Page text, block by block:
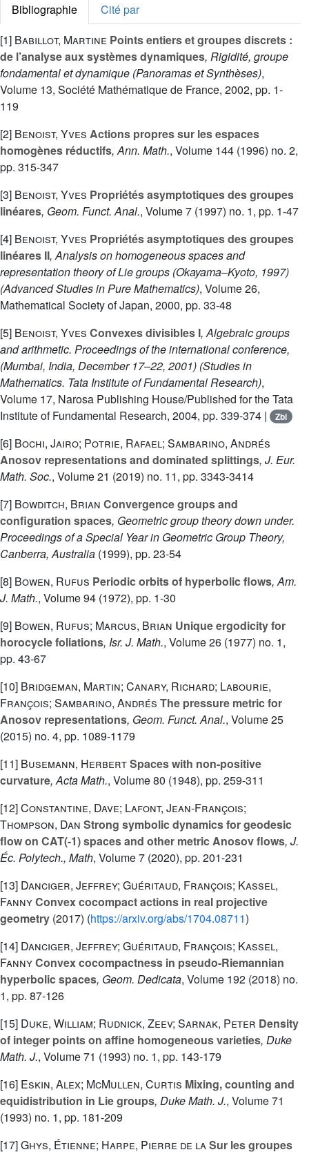
Bibliographie
Cité par
[1] Babillot, Martine Points entiers et groupes discrets :
de l’analyse aux systèmes dynamiques, Rigidité, groupe
fondamental et dynamique (Panoramas et Synthèses),
Volume 13, Société Mathématique de France, 2002, pp. 1-
119
[2] Benoist, Yves Actions propres sur les espaces
homogènes réductifs, Ann. Math., Volume 144 (1996) no. 2,
pp. 315-347
[3] Benoist, Yves Propriétés asymptotiques des groupes
linéares, Geom. Funct. Anal., Volume 7 (1997) no. 1, pp. 1-47
[4] Benoist, Yves Propriétés asymptotiques des groupes
linéares II, Analysis on homogeneous spaces and
representation theory of Lie groups (Okayama–Kyoto, 1997)
(Advanced Studies in Pure Mathematics), Volume 26,
Mathematical Society of Japan, 2000, pp. 33-48
[5] Benoist, Yves Convexes divisibles I, Algebraic groups
and arithmetic. Proceedings of the international conference,
(Mumbai, India, December 17–22, 2001) (Studies in
Mathematics. Tata Institute of Fundamental Research),
Volume 17, Narosa Publishing House/Published for the Tata
Institute of Fundamental Research, 2004, pp. 339-374 |
Zbl
[6] Bochi, Jairo; Potrie, Rafael; Sambarino, Andrés
Anosov representations and dominated splittings, J. Eur.
Math. Soc., Volume 21 (2019) no. 11, pp. 3343-3414
[7] Bowditch, Brian Convergence groups and
configuration spaces, Geometric group theory down under.
Proceedings of a Special Year in Geometric Group Theory,
Canberra, Australia (1999), pp. 23-54
[8] Bowen, Rufus Periodic orbits of hyperbolic flows, Am.
J. Math., Volume 94 (1972), pp. 1-30
[9] Bowen, Rufus; Marcus, Brian Unique ergodicity for
horocycle foliations, Isr. J. Math., Volume 26 (1977) no. 1,
pp. 43-67
[10] Bridgeman, Martin; Canary, Richard; Labourie,
François; Sambarino, Andrés The pressure metric for
Anosov representations, Geom. Funct. Anal., Volume 25
(2015) no. 4, pp. 1089-1179
[11] Busemann, HerbertSpaces with non-positive
curvature, Acta Math., Volume 80 (1948), pp. 259-311
[12]Constantine, Dave; Lafont, Jean-François;
Thompson, Dan Strong symbolic dynamics for geodesic
flow on CAT(-1) spaces and other metric Anosov flows, J.
Éc. Polytech., Math, Volume 7 (2020), pp. 201-231
[13] Danciger, Jeffrey; Guéritaud, François; Kassel,
FannyConvex cocompact actions in real projective
geometry (2017) (https://arxiv.org/abs/1704.08711)
[14] Danciger, Jeffrey; Guéritaud, François; Kassel,
FannyConvex cocompactness in pseudo-Riemannian
hyperbolic spaces, Geom. Dedicata, Volume 192 (2018) no.
1, pp. 87-126
[15] Duke, William; Rudnick, Zeev; Sarnak, Peter Density
of integer points on affine homogeneous varieties, Duke
Math. J., Volume 71 (1993) no. 1, pp. 143-179
[16] Eskin, Alex; McMullen, Curtis Mixing, counting and
equidistribution in Lie groups, Duke Math. J., Volume 71
(1993) no. 1, pp. 181-209
[17]Ghys, Étienne; Harpe, Pierre de laSur les groupes